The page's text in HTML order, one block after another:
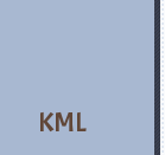
KML